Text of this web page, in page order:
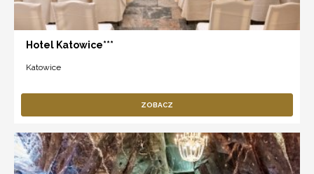
Hotel Katowice***
Katowice
ZOBACZ